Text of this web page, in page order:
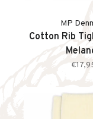
MP
Cotton Rib